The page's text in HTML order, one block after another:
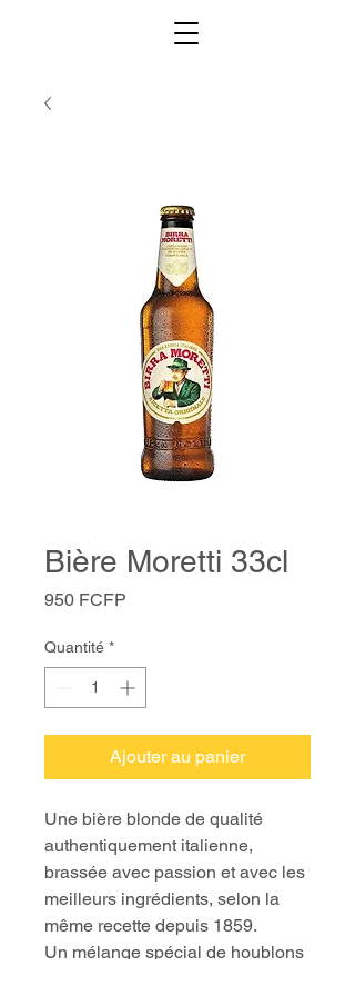
Bière Moretti 33cl
950 FCFP
Quantité *
Ajouter au panier
Une bière blonde de qualité
authentiquement italienne,
brassée avec passion et avec les
meilleurs ingrédients, selon la
même recette depuis 1859.
Un mélange spécial de houblons